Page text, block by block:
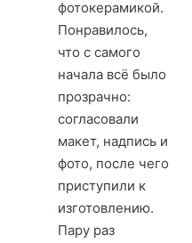
фотокерамикой.
Понравилось,
что с самого
начала всё было
прозрачно:
согласовали
макет, надпись и
фото, после чего
приступили к
изготовлению.
Пару раз